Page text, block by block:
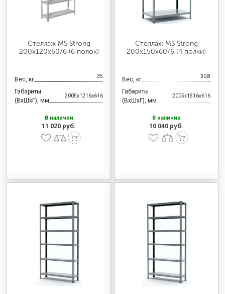
Стеллаж MS Strong
200х120х60/6 (6 полок)
Вес, кг 35
Габариты
(ВхШхГ), мм
2005x1216x616
В наличии
11 020 руб.
Стеллаж MS Strong
200х150х60/6 (4 полки)
Вес, кг 30,8
Габариты
(ВхШхГ), мм
2005x1516x616
В наличии
10 040 руб.